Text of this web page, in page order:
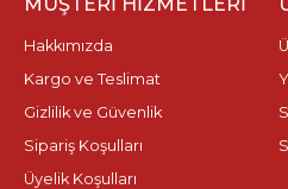
Hakkımızda
Kargo ve Teslimat
Gizlilik ve Güvenlik
Sipariş Koşulları
Üyelik Koşulları